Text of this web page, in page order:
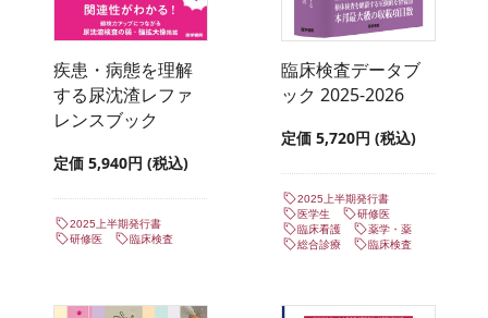
疾患・病態を理解
する尿沈渣レファ
レンスブック
定価 5,940円 (税込)
2025上半期発行書
研修医
臨床検査
臨床検査データブ
ック 2025-2026
定価 5,720円 (税込)
2025上半期発行書
医学生
研修医
臨床看護
薬学・薬
総合診療
臨床検査